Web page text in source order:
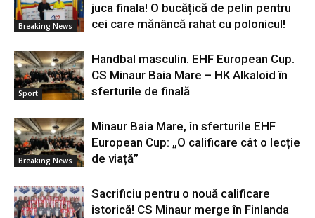
Breaking News
juca finala! O bucățică de pelin pentru
cei care mănâncă rahat cu polonicul!
Sport
Handbal masculin. EHF European Cup.
CS Minaur Baia Mare – HK Alkaloid în
sferturile de finală
Breaking News
Minaur Baia Mare, în sferturile EHF
European Cup: „O calificare cât o lecție
de viață”
Sacrificiu pentru o nouă calificare
istorică! CS Minaur merge în Finlanda